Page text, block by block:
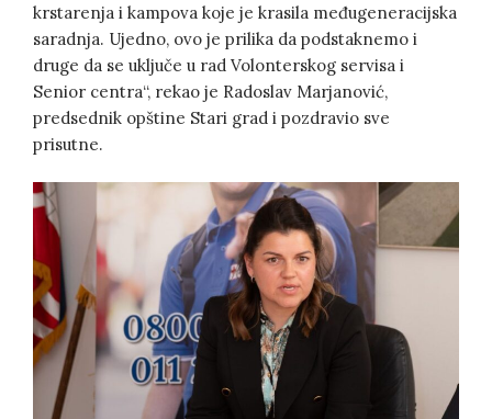
krstarenja i kampova koje je krasila međugeneracijska
saradnja. Ujedno, ovo je prilika da podstaknemo i
druge da se uključe u rad Volonterskog servisa i
Senior centra“, rekao je Radoslav Marjanović,
predsednik opštine Stari grad i pozdravio sve
prisutne.